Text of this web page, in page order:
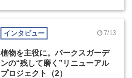
インタビュー 7/13
植物を主役に。パークスガーデ
ンの“残して磨く”リニューアル
プロジェクト（2）